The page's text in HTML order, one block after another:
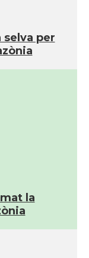
selva per
la